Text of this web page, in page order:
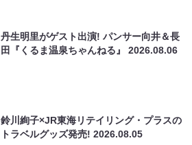
丹生明里がゲスト出演! パンサー向井＆長
田『くるま温泉ちゃんねる』2026.08.06
鈴川絢子×JR東海リテイリング・プラスの
トラベルグッズ発売!2026.08.05